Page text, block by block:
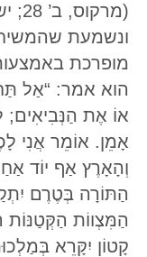
ונשמעת
מופרכת
הוא אמר: “אַל
אוֹ אֶת
אָמֵן. אוֹמֵר אֲנִי
וְהָאָרֶץ אַף יוֹד
הַתּוֹרָה בְּטֶרֶם
הַמִּצְווֹת
קָטוֹן יִקָּרֵא